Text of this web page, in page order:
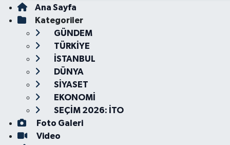
Ana Sayfa
Kategoriler
GÜNDEM
TÜRKİYE
İSTANBUL
DÜNYA
SİYASET
EKONOMİ
SEÇİM 2026: İTO
Foto Galeri
Video